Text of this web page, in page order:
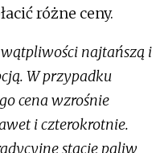
różne ceny.
najtańszą i
W przypadku
cena wzrośnie
i czterokrotnie.
stacje paliw